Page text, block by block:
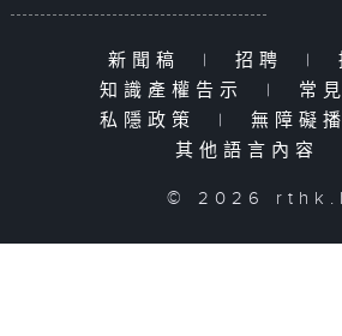
新聞稿 | 招聘 |
知識產權告示
| 常
私隱政策
| 無障礙
其他語言內容
© 2026